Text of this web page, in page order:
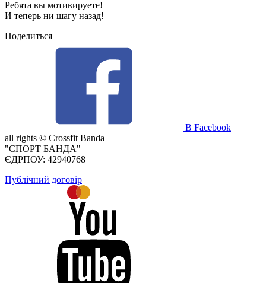
Ребята вы мотивируете!
И теперь ни шагу назад!
Поделиться
В Facebook
all rights © Crossfit Banda
"СПОРТ БАНДА"
ЄДРПОУ: 42940768
Публічний договір